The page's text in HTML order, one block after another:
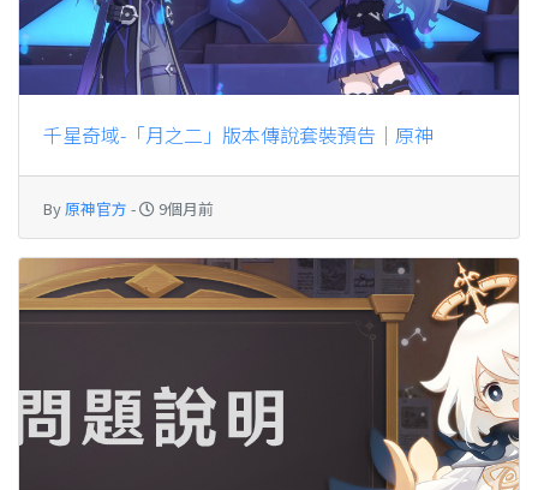
千星奇域-「月之二」版本傳說套裝預告｜原神
By原神官方 - 9個月前